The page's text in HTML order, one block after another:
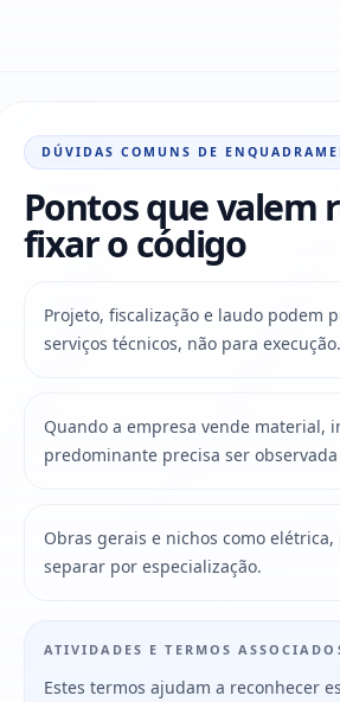
DÚVIDAS COMUNS DE
Pontos que valem
fixar o código
Projeto, fiscalização e laudo podem
serviços técnicos, não para execução.
Quando a empresa vende material,
predominante precisa ser
Obras gerais e nichos como
separar por especialização.
ATIVIDADES E TERMOS
Estes termos ajudam a reconhecer